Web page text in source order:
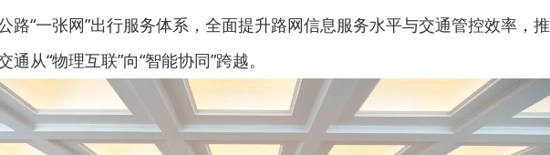
路“一张网”出行服务体系，全面提升路网信息服务水平与交通管控效率，推
通从“物理互联”向“智能协同”跨越。